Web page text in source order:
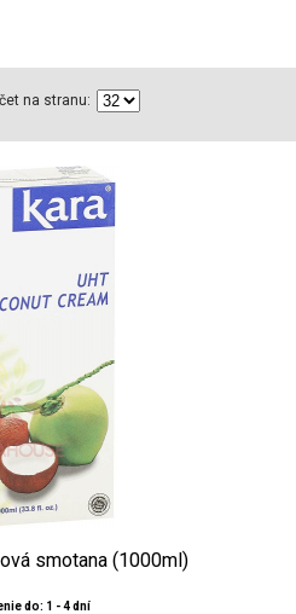
na stranu:
smotana (1000ml)
do: 1 - 4 dní